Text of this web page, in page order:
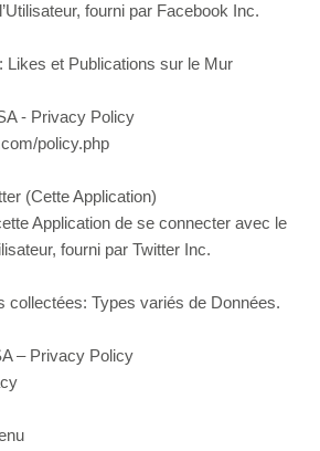
fourni par Facebook Inc.
Likes et Publications sur le Mur
- Privacy Policy
policy.php
(Cette Application)
Application de se connecter avec le
fourni par Twitter Inc.
collectées: Types variés de Données.
– Privacy Policy